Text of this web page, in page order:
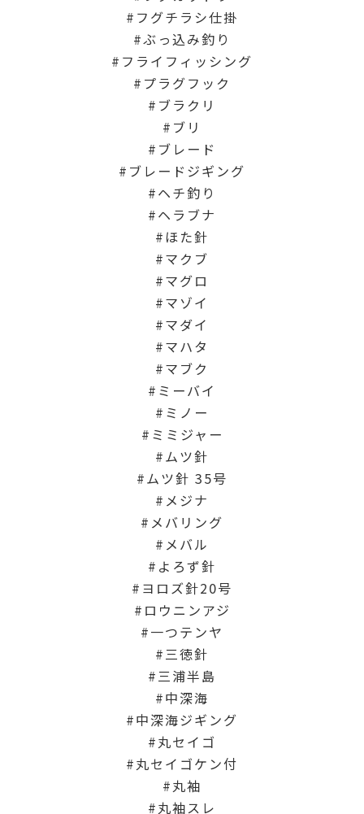
フグチラシ仕掛
ぶっ込み釣り
フライフィッシング
プラグフック
ブラクリ
ブリ
ブレード
ブレードジギング
ヘチ釣り
ヘラブナ
ほた針
マクブ
マグロ
マゾイ
マダイ
マハタ
マブク
ミーバイ
ミノー
ミミジャー
ムツ針
ムツ針 35号
メジナ
メバリング
メバル
よろず針
ヨロズ針20号
ロウニンアジ
一つテンヤ
三徳針
三浦半島
中深海
中深海ジギング
丸セイゴ
丸セイゴケン付
丸袖
丸袖スレ